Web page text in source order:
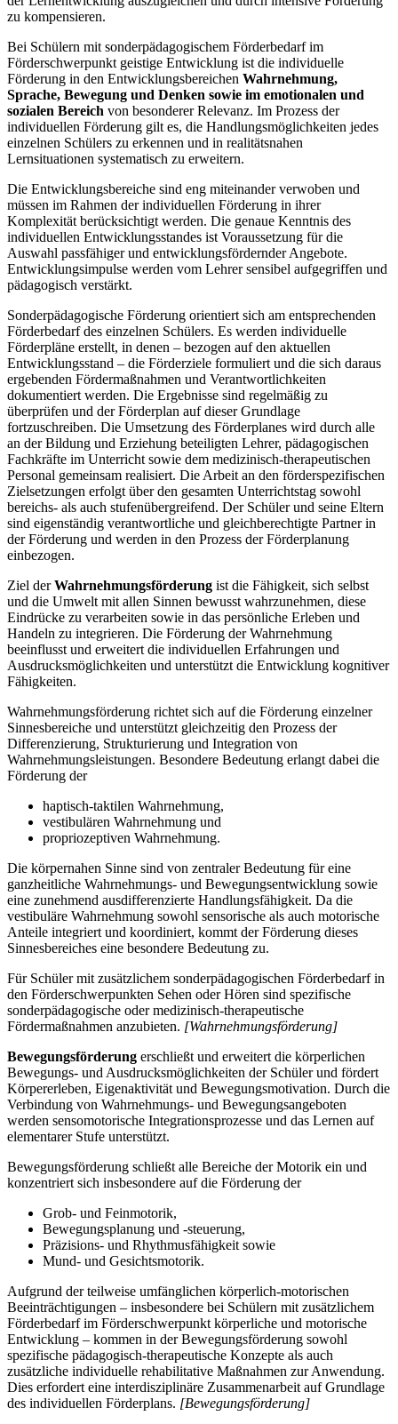
zu kompensieren.
Bei Schülern mit sonderpädagogischem Förderbedarf im
Förderschwerpunkt geistige Entwicklung ist die individuelle
Förderung in den Entwicklungsbereichen Wahrnehmung,
Sprache, Bewegung und Denken sowie im emotionalen und
sozialen Bereich von besonderer Relevanz. Im Prozess der
individuellen Förderung gilt es, die Handlungsmöglichkeiten jedes
einzelnen Schülers zu erkennen und in realitätsnahen
Lernsituationen systematisch zu erweitern.
Die Entwicklungsbereiche sind eng miteinander verwoben und
müssen im Rahmen der individuellen Förderung in ihrer
Komplexität berücksichtigt werden. Die genaue Kenntnis des
individuellen Entwicklungsstandes ist Voraussetzung für die
Auswahl passfähiger und entwicklungsfördernder Angebote.
Entwicklungsimpulse werden vom Lehrer sensibel aufgegriffen und
pädagogisch verstärkt.
Sonderpädagogische Förderung orientiert sich am entsprechenden
Förderbedarf des einzelnen Schülers. Es werden individuelle
Förderpläne erstellt, in denen – bezogen auf den aktuellen
Entwicklungsstand – die Förderziele formuliert und die sich daraus
ergebenden Fördermaßnahmen und Verantwortlichkeiten
dokumentiert werden. Die Ergebnisse sind regelmäßig zu
überprüfen und der Förderplan auf dieser Grundlage
fortzuschreiben. Die Umsetzung des Förderplanes wird durch alle
an der Bildung und Erziehung beteiligten Lehrer, pädagogischen
Fachkräfte im Unterricht sowie dem medizinisch-therapeutischen
Personal gemeinsam realisiert. Die Arbeit an den förderspezifischen
Zielsetzungen erfolgt über den gesamten Unterrichtstag sowohl
bereichs- als auch stufenübergreifend. Der Schüler und seine Eltern
sind eigenständig verantwortliche und gleichberechtigte Partner in
der Förderung und werden in den Prozess der Förderplanung
einbezogen.
Ziel derWahrnehmungsförderung ist die Fähigkeit, sich selbst
und die Umwelt mit allen Sinnen bewusst wahrzunehmen, diese
Eindrücke zu verarbeiten sowie in das persönliche Erleben und
Handeln zu integrieren. Die Förderung der Wahrnehmung
beeinflusst und erweitert die individuellen Erfahrungen und
Ausdrucksmöglichkeiten und unterstützt die Entwicklung kognitiver
Fähigkeiten.
Wahrnehmungsförderung richtet sich auf die Förderung einzelner
Sinnesbereiche und unterstützt gleichzeitig den Prozess der
Differenzierung, Strukturierung und Integration von
Wahrnehmungsleistungen. Besondere Bedeutung erlangt dabei die
Förderung der
haptisch-taktilen Wahrnehmung,
vestibulären Wahrnehmung und
propriozeptiven Wahrnehmung.
Die körpernahen Sinne sind von zentraler Bedeutung für eine
ganzheitliche Wahrnehmungs- und Bewegungsentwicklung sowie
eine zunehmend ausdifferenzierte Handlungsfähigkeit. Da die
vestibuläre Wahrnehmung sowohl sensorische als auch motorische
Anteile integriert und koordiniert, kommt der Förderung dieses
Sinnesbereiches eine besondere Bedeutung zu.
Für Schüler mit zusätzlichem sonderpädagogischen Förderbedarf in
den Förderschwerpunkten Sehen oder Hören sind spezifische
sonderpädagogische oder medizinisch-therapeutische
Fördermaßnahmen anzubieten. [Wahrnehmungsförderung]
Bewegungsförderung erschließt und erweitert die körperlichen
Bewegungs- und Ausdrucksmöglichkeiten der Schüler und fördert
Körpererleben, Eigenaktivität und Bewegungsmotivation. Durch die
Verbindung von Wahrnehmungs- und Bewegungsangeboten
werden sensomotorische Integrationsprozesse und das Lernen auf
elementarer Stufe unterstützt.
Bewegungsförderung schließt alle Bereiche der Motorik ein und
konzentriert sich insbesondere auf die Förderung der
Grob- und Feinmotorik,
Bewegungsplanung und -steuerung,
Präzisions- und Rhythmusfähigkeit sowie
Mund- und Gesichtsmotorik.
Aufgrund der teilweise umfänglichen körperlich-motorischen
Beeinträchtigungen – insbesondere bei Schülern mit zusätzlichem
Förderbedarf im Förderschwerpunkt körperliche und motorische
Entwicklung – kommen in der Bewegungsförderung sowohl
spezifische pädagogisch-therapeutische Konzepte als auch
zusätzliche individuelle rehabilitative Maßnahmen zur Anwendung.
Dies erfordert eine interdisziplinäre Zusammenarbeit auf Grundlage
des individuellen Förderplans. [Bewegungsförderung]